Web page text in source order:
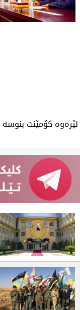
لێرەوە کۆمێنت